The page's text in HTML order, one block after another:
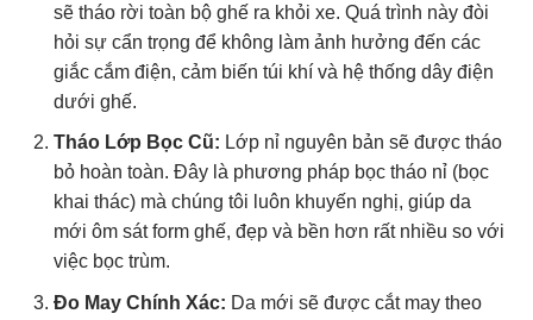
sẽ tháo rời toàn bộ ghế ra khỏi xe. Quá trình này đòi
hỏi sự cẩn trọng để không làm ảnh hưởng đến các
giắc cắm điện, cảm biến túi khí và hệ thống dây điện
dưới ghế.
Tháo Lớp Bọc Cũ: Lớp nỉ nguyên bản sẽ được tháo
bỏ hoàn toàn. Đây là phương pháp bọc tháo nỉ (bọc
khai thác) mà chúng tôi luôn khuyến nghị, giúp da
mới ôm sát form ghế, đẹp và bền hơn rất nhiều so với
việc bọc trùm.
Đo May Chính Xác: Da mới sẽ được cắt may theo